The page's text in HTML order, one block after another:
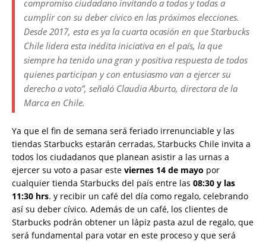
compromiso ciudadano invitando a todos y todas a
cumplir con su deber cívico en las próximos elecciones.
Desde 2017, esta es ya la cuarta ocasión en que Starbucks
Chile lidera esta inédita iniciativa en el país, la que
siempre ha tenido una gran y positiva respuesta de todos
quienes participan y con entusiasmo van a ejercer su
derecho a voto”, señaló Claudia Aburto, directora de la
Marca en Chile.
Ya que el fin de semana será feriado irrenunciable y las
tiendas Starbucks estarán cerradas, Starbucks Chile invita a
todos los ciudadanos que planean asistir a las urnas a
ejercer su voto a pasar este viernes 14 de mayo por
cualquier tienda Starbucks del país entre las 08:30 y las
11:30 hrs. y recibir un café del día como regalo, celebrando
así su deber cívico. Además de un café, los clientes de
Starbucks podrán obtener un lápiz pasta azul de regalo, que
será fundamental para votar en este proceso y que será